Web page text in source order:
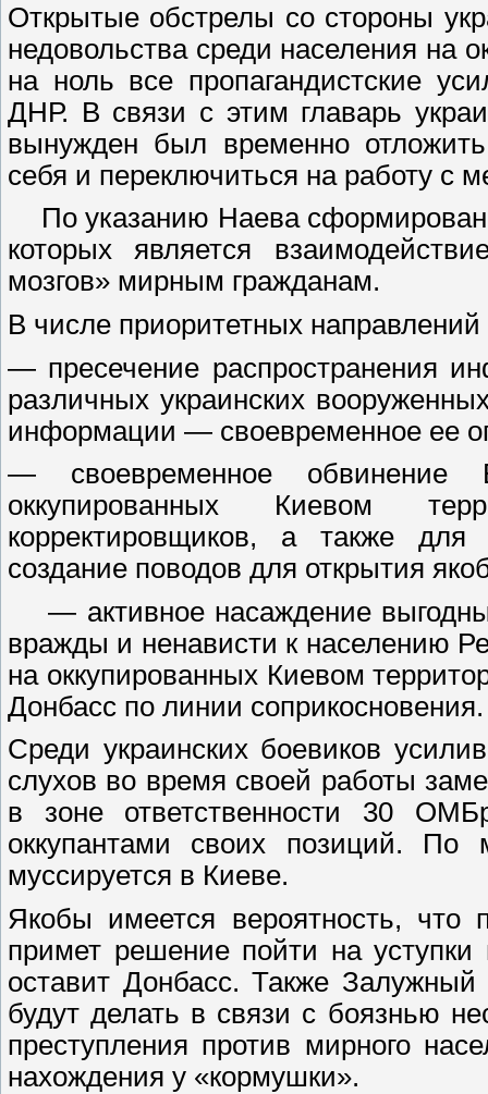
Открытые обстрелы со стороны
недовольства среди населения на
на ноль все пропагандистские
ДНР. В связи с этим главарь
вынужден был временно
себя и переключиться на работу с
По указанию Наева сформированы
которых является
мозгов» мирным гражданам.
В числе приоритетных
— пресечение распространения
различных украинских
информации — своевременное ее
— своевременное
оккупированных Киевом
корректировщиков, а также
создание поводов для открытия
— активное насаждение
вражды и ненависти к населению
на оккупированных Киевом
Донбасс по линии соприкосновения.
Среди украинских боевиков
слухов во время своей работы
в зоне ответственности 30
оккупантами своих позиций. По
муссируется в Киеве.
Якобы имеется вероятность, что
примет решение пойти на уступки
оставит Донбасс. Также
будут делать в связи с боязнью
преступления против мирного
нахождения у «кормушки».